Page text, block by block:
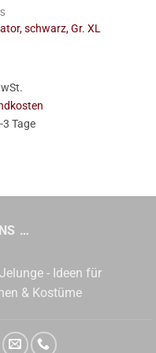
schwarz, Gr. XL
3 Tage
…
- Ideen für
& Kostüme